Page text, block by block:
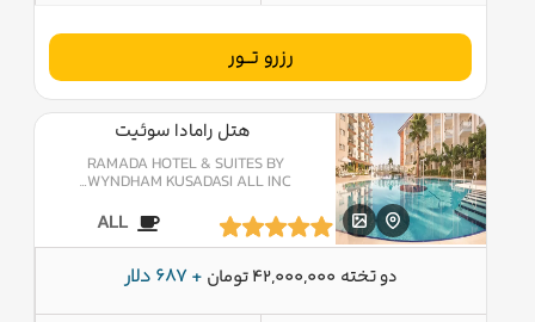
رزرو تــور
هتل رامادا سوئیت
RAMADA HOTEL & SUITES BY
WYNDHAM KUSADASI ALL INC…
ALL
دو تخته 42,000,000 تومان + 687 دلار